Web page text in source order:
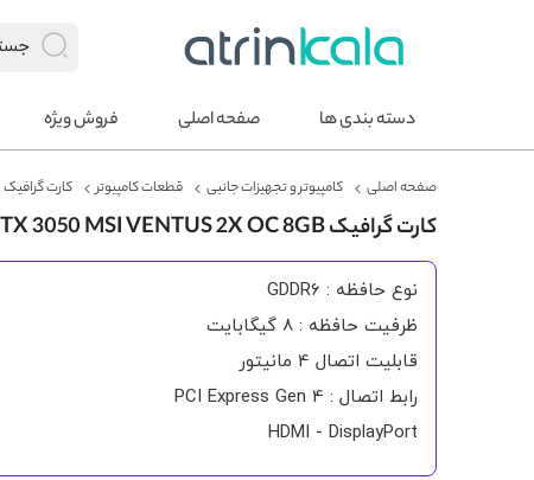
دسته بندی ها
صفحه اصلی فروش ویژه
صفحه اصلی کامپیوتر و تجهیزات جانبی قطعات کامپیوتر کارت گرافیک
کارت گرافیک RTX 3050 MSI VENTUS 2X OC 8GB
نوع حافظه : GDDR6
ظرفیت حافظه : 8 گیگابایت
قابلیت اتصال 4 مانیتور
رابط اتصال : PCI Express Gen 4
HDMI - DisplayPort